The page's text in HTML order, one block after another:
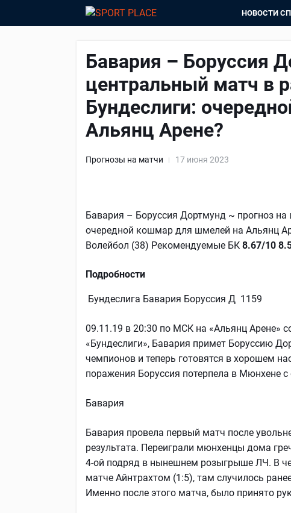
НОВОСТИ
Бавария – Боруссия
центральный матч в
Бундеслиги:
Альянц Арене?
Прогнозы на матчи 17 июня 2023
Бавария – Боруссия Дортмунд ~ прогноз
очередной кошмар для шмелей на Альянц
Волейбол (38) Рекомендуемые БК 8.67/10
Подробности
Бундеслига Бавария Боруссия Д 1159
09.11.19 в 20:30 по МСК на «Альянц Арене»
«Бундеслиги», Бавария примет Боруссию
чемпионов и теперь готовятся в хорошем
поражения Боруссия потерпела в Мюнхене
Бавария
Бавария провела первый матч после
результата. Переиграли мюнхенцы дома
4-ой подряд в нынешнем розыгрыше ЛЧ. В
матче Айнтрахтом (1:5), там случилось
Именно после этого матча, было принято